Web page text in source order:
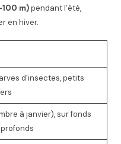
m)pendant l’été,
en hiver.
d’insectes, petits
à janvier), sur fonds